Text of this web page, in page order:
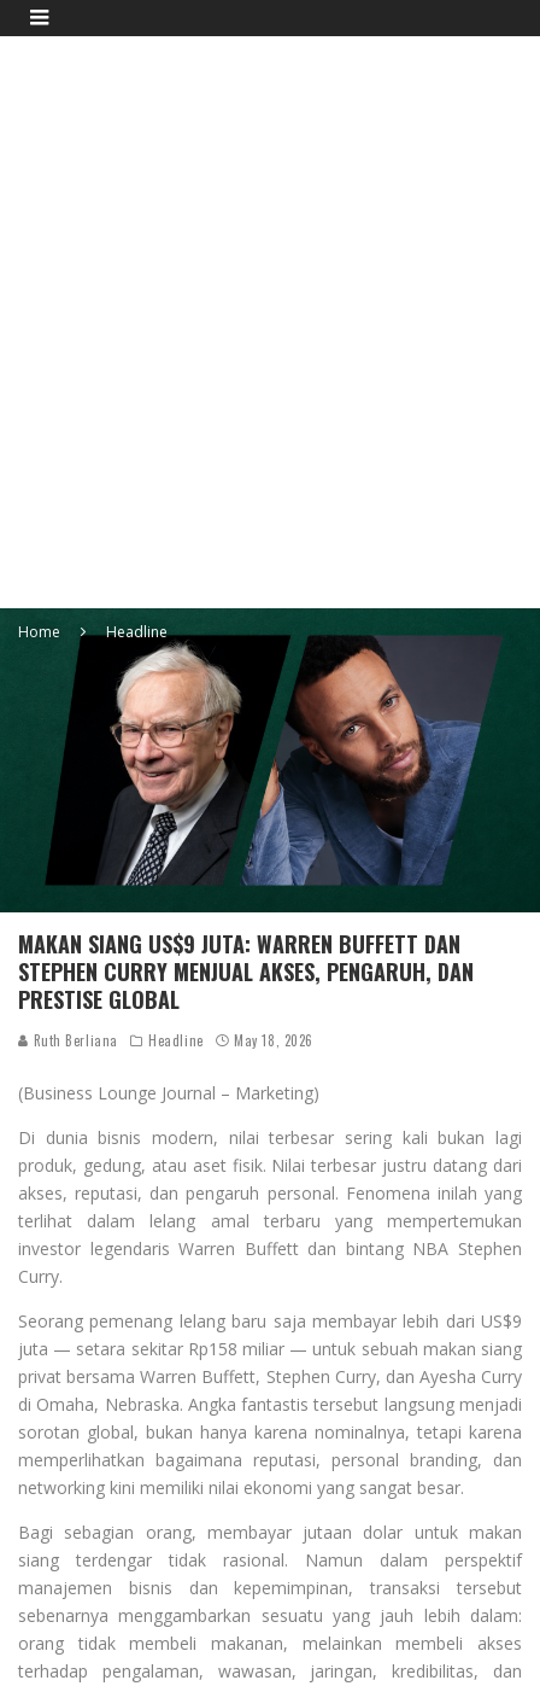
Home Headline
MAKAN SIANG US$9 JUTA: WARREN BUFFETT DAN
STEPHEN CURRY MENJUAL AKSES, PENGARUH, DAN
PRESTISE GLOBAL
Ruth Berliana Headline May 18, 2026
(Business Lounge Journal – Marketing)
Di dunia bisnis modern, nilai terbesar sering kali bukan lagi
produk, gedung, atau aset fisik. Nilai terbesar justru datang dari
akses, reputasi, dan pengaruh personal. Fenomena inilah yang
terlihat dalam lelang amal terbaru yang mempertemukan
investor legendaris Warren Buffett dan bintang NBA Stephen
Curry.
Seorang pemenang lelang baru saja membayar lebih dari US$9
juta — setara sekitar Rp158 miliar — untuk sebuah makan siang
privat bersama Warren Buffett, Stephen Curry, dan Ayesha Curry
di Omaha, Nebraska. Angka fantastis tersebut langsung menjadi
sorotan global, bukan hanya karena nominalnya, tetapi karena
memperlihatkan bagaimana reputasi, personal branding, dan
networking kini memiliki nilai ekonomi yang sangat besar.
Bagi sebagian orang, membayar jutaan dolar untuk makan
siang terdengar tidak rasional. Namun dalam perspektif
manajemen bisnis dan kepemimpinan, transaksi tersebut
sebenarnya menggambarkan sesuatu yang jauh lebih dalam:
orang tidak membeli makanan, melainkan membeli akses
terhadap pengalaman, wawasan, jaringan, kredibilitas, dan